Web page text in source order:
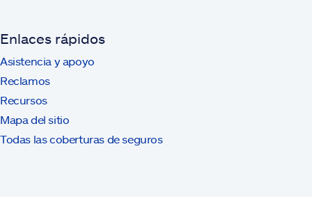
Enlaces rápidos
Asistencia y apoyo
Reclamos
Recursos
Mapa del sitio
Todas las coberturas de seguros